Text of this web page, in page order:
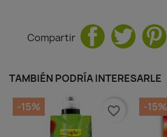
Compartir
TAMBIÉN PODRÍA INTERESARLE
-15% favorite_border -15%